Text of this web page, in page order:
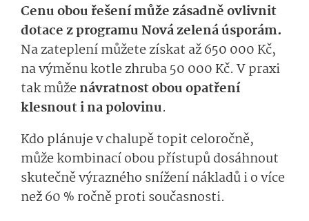
Cenu obou řešení může zásadně ovlivnit
dotace z programu Nová zelená úsporám.
Na zateplení můžete získat až 650 000 Kč,
na výměnu kotle zhruba 50 000 Kč. V praxi
tak můženávratnost obou opatření
klesnout i na polovinu.
Kdo plánuje v chalupě topit celoročně,
může kombinací obou přístupů dosáhnout
skutečně výrazného snížení nákladů i o více
než 60 % ročně proti současnosti.